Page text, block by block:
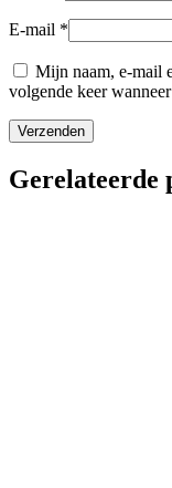
E-mail *
Mijn naam, e-mail
volgende keer
Gerelateerde